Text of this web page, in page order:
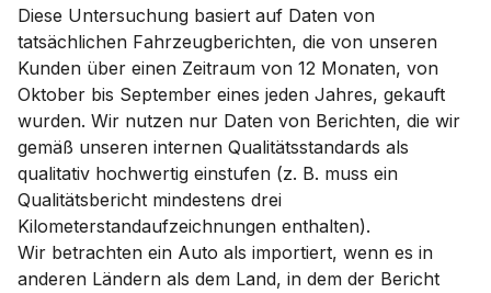
Diese Untersuchung basiert auf Daten von
tatsächlichen Fahrzeugberichten, die von unseren
Kunden über einen Zeitraum von 12 Monaten, von
Oktober bis September eines jeden Jahres, gekauft
wurden. Wir nutzen nur Daten von Berichten, die wir
gemäß unseren internen Qualitätsstandards als
qualitativ hochwertig einstufen (z. B. muss ein
Qualitätsbericht mindestens drei
Kilometerstandaufzeichnungen enthalten).
Wir betrachten ein Auto als importiert, wenn es in
anderen Ländern als dem Land, in dem der Bericht